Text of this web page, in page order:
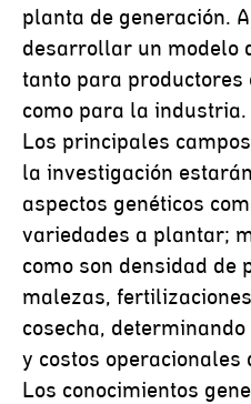
planta de generación.
desarrollar un modelo
tanto para productores
como para la industria.
Los principales
la investigación
aspectos genéticos
variedades a plantar;
como son densidad de
malezas,
cosecha,
y costos operacionales
Los conocimientos